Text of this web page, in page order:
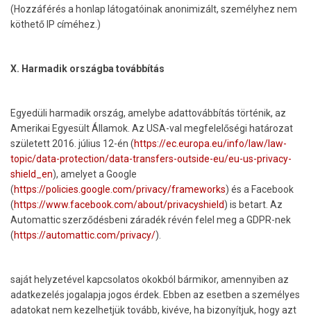
(Hozzáférés a honlap látogatóinak anonimizált, személyhez nem
köthető IP címéhez.)
X. Harmadik országba továbbítás
Egyedüli harmadik ország, amelybe adattovábbítás történik, az
Amerikai Egyesült Államok. Az USA-val megfelelőségi határozat
született 2016. július 12-én (https://ec.europa.eu/info/law/law-
topic/data-protection/data-transfers-outside-eu/eu-us-privacy-
shield_en), amelyet a Google
(https://policies.google.com/privacy/frameworks) és a Facebook
(https://www.facebook.com/about/privacyshield) is betart. Az
Automattic szerződésbeni záradék révén felel meg a GDPR-nek
(https://automattic.com/privacy/).
saját helyzetével kapcsolatos okokból bármikor, amennyiben az
adatkezelés jogalapja jogos érdek. Ebben az esetben a személyes
adatokat nem kezelhetjük tovább, kivéve, ha bizonyítjuk, hogy azt